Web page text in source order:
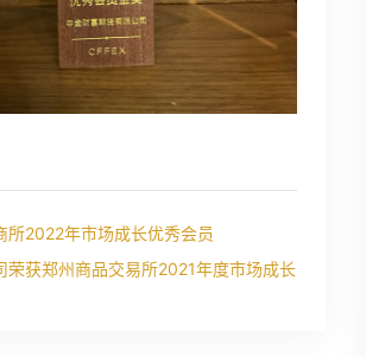
所2022年市场成长优秀会员
荣获郑州商品交易所2021年度市场成长